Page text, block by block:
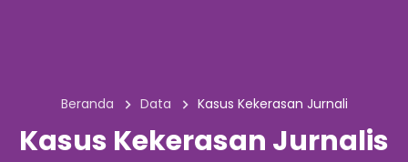
Beranda Data Kasus Kekerasan Jurnali
Kasus Kekerasan Jurnalis